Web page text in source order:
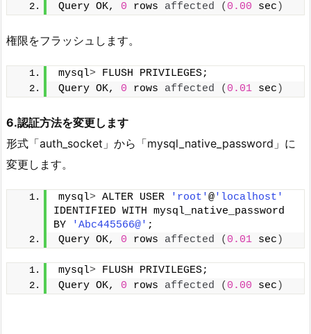
Query OK, 0 rows affected ( 0.00 sec )
権限をフラッシュします。
mysql> FLUSH PRIVILEGES;
Query OK, 0 rows affected ( 0.01 sec )
6.認証方法を変更します
形式「auth_socket」から「mysql_native_password」に
変更します。
mysql> ALTER USER 'root'@'localhost'
IDENTIFIED WITH mysql_native_password
BY
'Abc445566@' ;
Query OK, 0 rows affected ( 0.01 sec )
mysql> FLUSH PRIVILEGES;
Query OK, 0 rows affected ( 0.00 sec )